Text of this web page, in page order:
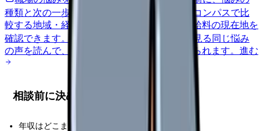
種類と次の一歩を整理します。
給料コンパスで比
較する地域・経験年数・施設形態から、今の給料の現在地を
確認できます。
匿名掲示板で本音を見る 同じ悩み
の声を読んで、今の職場だけの問題か確かめられます。 進む
相談前に決める条件
年収はどこまで下げられるか